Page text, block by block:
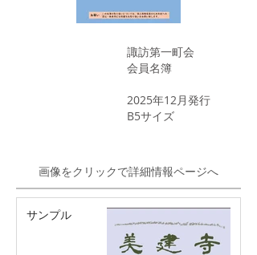
諏訪第一町会
​会員名簿
​2025年12月発行
B5サイズ
画像をクリックで詳細情報ページへ
サンプル